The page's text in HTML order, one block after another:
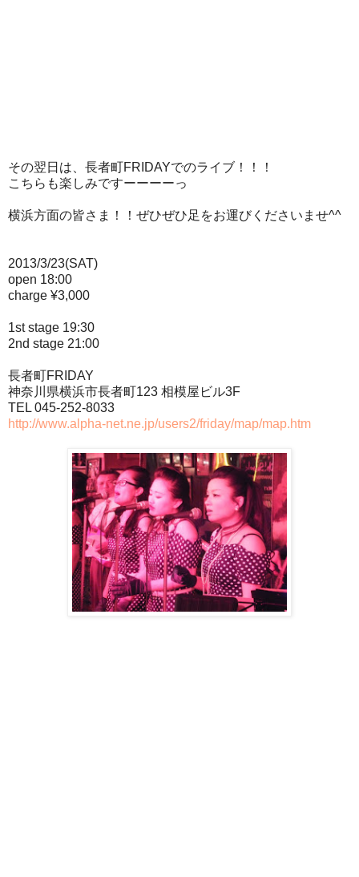
その翌日は、長者町FRIDAYでのライブ！！！
こちらも楽しみですーーーーっ
横浜方面の皆さま！！ぜひぜひ足をお運びくださいませ^^
2013/3/23(SAT)
open 18:00
charge ¥3,000
1st stage 19:30
2nd stage 21:00
長者町FRIDAY
神奈川県横浜市長者町123 相模屋ビル3F
TEL 045-252-8033
http://www.alpha-net.ne.jp/users2/friday/map/map.htm